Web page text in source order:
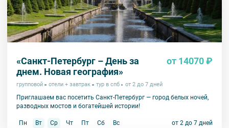
«Санкт-Петербург – День за
днем. Новая география»
от 14070 ₽
групповой отели + завтрак тур в спб от 2 до 7 дней
Приглашаем вас посетить Санкт-Петербург — город белых ночей,
разводных мостов и богатейшей истории!
Пн Вт Ср Чт Пт Сб Вс от 2 до 7 дней